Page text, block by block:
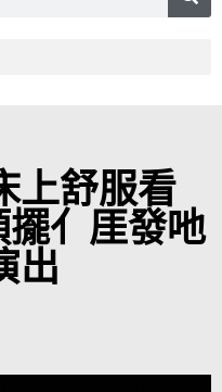
上舒服看
亻厓發吔
出